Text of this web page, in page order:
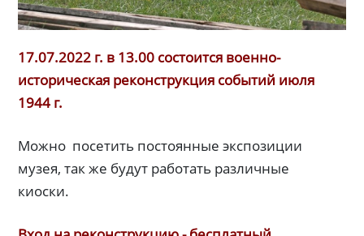
17.07.2022 г. в 13.00 состоится военно-
историческая реконструкция событий июля
1944 г.
Можно посетить постоянные экспозиции
музея, так же будут работать различные
киоски.